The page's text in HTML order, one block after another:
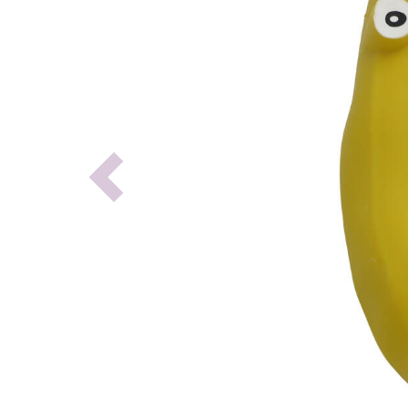
Previous